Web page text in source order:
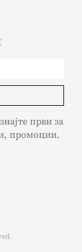
први за
промоции.